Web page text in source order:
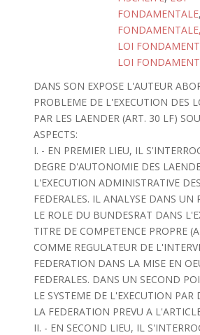
FONDAMENTALE,
LOI
LOI
DANS SON EXPOSE L'AUTEUR
PROBLEME DE L'EXECUTION DES
PAR LES LAENDER (ART. 30 LF)
ASPECTS:
I. - EN PREMIER LIEU, IL
DEGRE D'AUTONOMIE DES
L'EXECUTION ADMINISTRATIVE
FEDERALES. IL ANALYSE DANS UN
LE ROLE DU BUNDESRAT DANS
TITRE DE COMPETENCE PROPRE
COMME REGULATEUR DE
FEDERATION DANS LA MISE EN
FEDERALES. DANS UN SECOND
LE SYSTEME DE L'EXECUTION PAR
LA FEDERATION PREVU A
II. - EN SECOND LIEU, IL